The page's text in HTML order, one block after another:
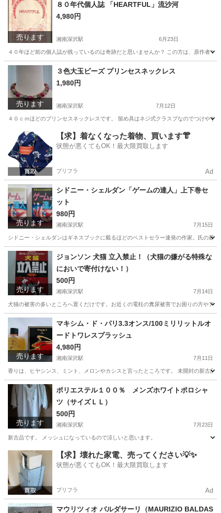
売ります
８０年代個人誌 「HEARTFUL」流沙河
4,980円
湘南深沢駅 6月23日
４０年ほど前の個人誌が残っているのは奇跡だと思いませんか？ この方は、原作者
神奈川 鎌倉市 湘南深沢駅 マンガ、コミック、アニメ
80年代
売ります
３色大玉ビーズ プリンセスネックレス
1,980円
湘南深沢駅 7月12日
４０ｃｍほどのプリンセスネックレスです。 留め具はネジ式クラスプなのでつけやす
神奈川 湘南深沢駅 アクセサリー プリンセス
【求】着なくなった着物、買います👘
状態が悪くてもOK！最大限買取します
プリフラ Ad
売ります
シドニー・シェルダン「ゲームの達人」上下巻セ
ット
980円
湘南深沢駅 7月15日
シドニー・シェルダンはギネスブックに載るほどのベストセラー連発の作家。氏の最
神奈川 鎌倉市 その他 シドニー
売ります
ジョンソン 犬猫 立入禁止！（犬猫の嫌がる特殊な
においで寄付けない！）
500円
湘南深沢駅 7月14日
犬猫の被害の多いところへ置くだけです。お近くの電柱の糞尿被害でお困りの方やア
神奈川 鎌倉市 湘南深沢駅 芳香剤、消臭剤
売ります
マキシム・ド・パリ3.3オンス/100ミリリットルオ
ードトワレスプラッシュ
4,980円
湘南深沢駅 7月11日
香りは、ヒヤシンス、ミント、メロンやカシスと言ったところです。 未開封の新古品
神奈川 鎌倉市 湘南深沢駅 香水 マキシム
売ります
ポリエステル１００％ メンズホワイトポロシャ
ツ（サイズＬＬ）
500円
湘南深沢駅 7月23日
新古品です。 メッシュになっているので涼しいと思います。
神奈川 湘南深沢駅 ポロシャツ 新古品
【求】壊れた家電、売ってください💡✨
状態が悪くてもOK！最大限買取します
プリフラ Ad
マウリツィオ バルダサーリ（MAURIZIO BALDAS